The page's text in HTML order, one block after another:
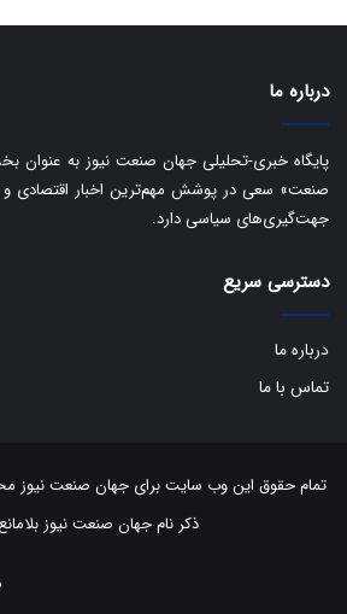
ی
ت
درباره ما
پایگاه خبری-تحلیلی جهان صنعت نیوز به عنوان
صنعت» سعی در پوشش مهم‌ترین اخبار اقتصادی و
جهت‌گیری‌های سیاسی دارد.
دسترسی سریع
درباره ما
تماس با ما
تمام حقوق این وب سایت برای جهان صنعت نیوز
ذکر نام جهان صنعت نیوز